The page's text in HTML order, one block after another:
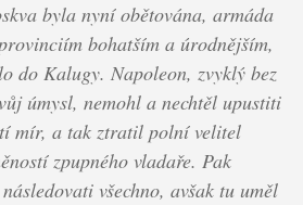
byla nyní obětována, armáda
bohatším a úrodnějším,
do Kalugy. Napoleon, zvyklý bez
úmysl, nemohl a nechtěl upustiti
mír, a tak ztratil polní velitel
zpupného vladaře. Pak
všechno, avšak tu uměl